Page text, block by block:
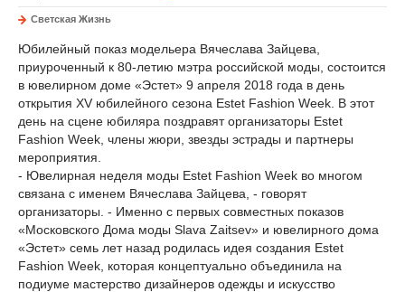
Светская Жизнь
Юбилейный показ модельера Вячеслава Зайцева,
приуроченный к 80-летию мэтра российской моды, состоится
в ювелирном доме «Эстет» 9 апреля 2018 года в день
открытия XV юбилейного сезона Estet Fashion Week. В этот
день на сцене юбиляра поздравят организаторы Estet
Fashion Week, члены жюри, звезды эстрады и партнеры
мероприятия.
- Ювелирная неделя моды Estet Fashion Week во многом
связана с именем Вячеслава Зайцева, - говорят
организаторы. - Именно с первых совместных показов
«Московского Дома моды Slava Zaitsev» и ювелирного дома
«Эстет» семь лет назад родилась идея создания Estet
Fashion Week, которая концептуально объединила на
подиуме мастерство дизайнеров одежды и искусство